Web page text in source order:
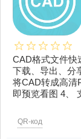
CAD格式文件快
下载、导出、分
将CAD转成高清
即预览看图 4、
QR-код